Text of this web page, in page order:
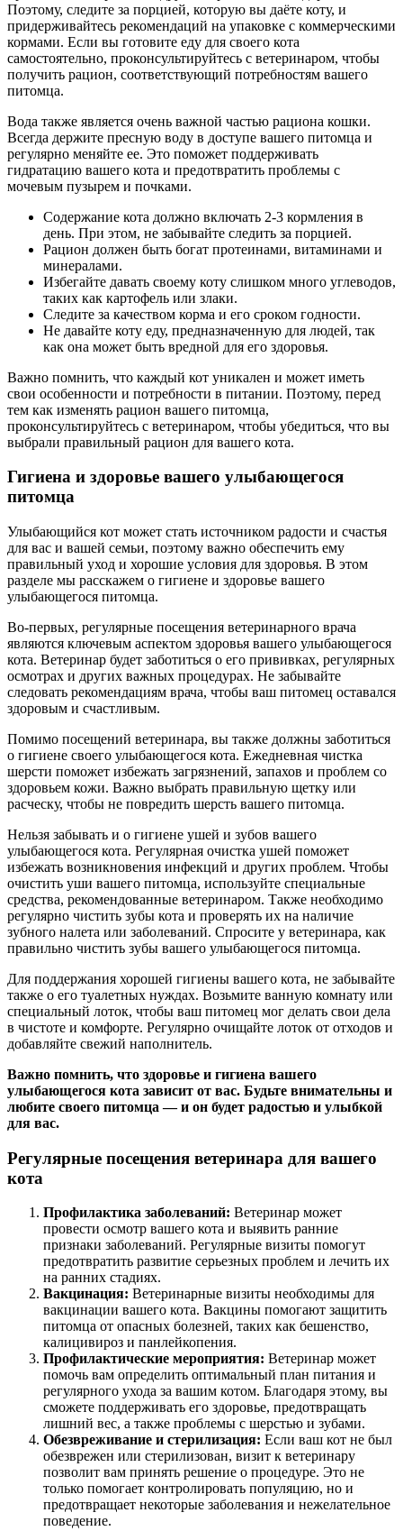
Поэтому, следите за порцией, которую вы даёте коту, и
придерживайтесь рекомендаций на упаковке с коммерческими
кормами. Если вы готовите еду для своего кота
самостоятельно, проконсультируйтесь с ветеринаром, чтобы
получить рацион, соответствующий потребностям вашего
питомца.
Вода также является очень важной частью рациона кошки.
Всегда держите пресную воду в доступе вашего питомца и
регулярно меняйте ее. Это поможет поддерживать
гидратацию вашего кота и предотвратить проблемы с
мочевым пузырем и почками.
Содержание кота должно включать 2-3 кормления в
день. При этом, не забывайте следить за порцией.
Рацион должен быть богат протеинами, витаминами и
минералами.
Избегайте давать своему коту слишком много углеводов,
таких как картофель или злаки.
Следите за качеством корма и его сроком годности.
Не давайте коту еду, предназначенную для людей, так
как она может быть вредной для его здоровья.
Важно помнить, что каждый кот уникален и может иметь
свои особенности и потребности в питании. Поэтому, перед
тем как изменять рацион вашего питомца,
проконсультируйтесь с ветеринаром, чтобы убедиться, что вы
выбрали правильный рацион для вашего кота.
Гигиена и здоровье вашего улыбающегося
питомца
Улыбающийся кот может стать источником радости и счастья
для вас и вашей семьи, поэтому важно обеспечить ему
правильный уход и хорошие условия для здоровья. В этом
разделе мы расскажем о гигиене и здоровье вашего
улыбающегося питомца.
Во-первых, регулярные посещения ветеринарного врача
являются ключевым аспектом здоровья вашего улыбающегося
кота. Ветеринар будет заботиться о его прививках, регулярных
осмотрах и других важных процедурах. Не забывайте
следовать рекомендациям врача, чтобы ваш питомец оставался
здоровым и счастливым.
Помимо посещений ветеринара, вы также должны заботиться
о гигиене своего улыбающегося кота. Ежедневная чистка
шерсти поможет избежать загрязнений, запахов и проблем со
здоровьем кожи. Важно выбрать правильную щетку или
расческу, чтобы не повредить шерсть вашего питомца.
Нельзя забывать и о гигиене ушей и зубов вашего
улыбающегося кота. Регулярная очистка ушей поможет
избежать возникновения инфекций и других проблем. Чтобы
очистить уши вашего питомца, используйте специальные
средства, рекомендованные ветеринаром. Также необходимо
регулярно чистить зубы кота и проверять их на наличие
зубного налета или заболеваний. Спросите у ветеринара, как
правильно чистить зубы вашего улыбающегося питомца.
Для поддержания хорошей гигиены вашего кота, не забывайте
также о его туалетных нуждах. Возьмите ванную комнату или
специальный лоток, чтобы ваш питомец мог делать свои дела
в чистоте и комфорте. Регулярно очищайте лоток от отходов и
добавляйте свежий наполнитель.
Важно помнить, что здоровье и гигиена вашего
улыбающегося кота зависит от вас. Будьте внимательны и
любите своего питомца — и он будет радостью и улыбкой
для вас.
Регулярные посещения ветеринара для вашего
кота
Профилактика заболеваний: Ветеринар может
провести осмотр вашего кота и выявить ранние
признаки заболеваний. Регулярные визиты помогут
предотвратить развитие серьезных проблем и лечить их
на ранних стадиях.
Вакцинация: Ветеринарные визиты необходимы для
вакцинации вашего кота. Вакцины помогают защитить
питомца от опасных болезней, таких как бешенство,
калицивироз и панлейкопения.
Профилактические мероприятия: Ветеринар может
помочь вам определить оптимальный план питания и
регулярного ухода за вашим котом. Благодаря этому, вы
сможете поддерживать его здоровье, предотвращать
лишний вес, а также проблемы с шерстью и зубами.
Обезвреживание и стерилизация: Если ваш кот не был
обезврежен или стерилизован, визит к ветеринару
позволит вам принять решение о процедуре. Это не
только помогает контролировать популяцию, но и
предотвращает некоторые заболевания и нежелательное
поведение.